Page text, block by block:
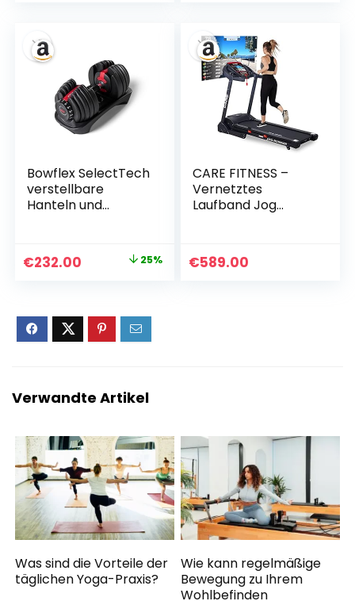
für Workout und
Yoga – Sportmatte
für Zuhause
Tablet-Halterung,
Bis 160KG
€215.99€198.99.
Bowflex SelectTech
verstellbare
Hanteln und
Ursprünglicher
€309.00
€232.00 Aktueller
€232.00.
25%
CARE FITNESS –
Vernetztes
Laufband Jog
€589.00
Verwandte Artikel
Was sind die Vorteile der
täglichen Yoga-Praxis?
Wie kann regelmäßige
Bewegung zu Ihrem
Wohlbefinden